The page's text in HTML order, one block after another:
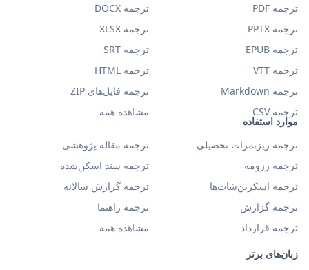
موارد استفاده
ترجمه ریزنمرات تحصیلی
ترجمه مقاله پژوهشی
ترجمه رزومه
ترجمه سند اسکن‌شده
ترجمه اسکرین‌شات‌ها
ترجمه گزارش سالانه
ترجمه گزارش
ترجمه راهنما
ترجمه قرارداد
مشاهده همه
زبان‌های برتر
ترجمه PDF
ترجمه DOCX
ترجمه PPTX
ترجمه XLSX
ترجمه EPUB
ترجمه SRT
ترجمه VTT
ترجمه HTML
ترجمه Markdown
ترجمه فایل‌های ZIP
ترجمه CSV
مشاهده همه